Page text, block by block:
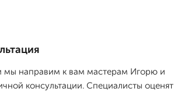
мы направим к вам мастерам Игорю и
консультации. Специалисты оценят